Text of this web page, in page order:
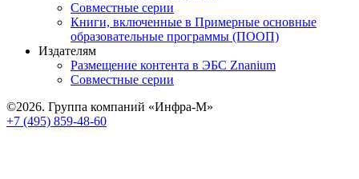
Совместные серии
Книги, включенные в Примерные основные
образовательные программы (ПООП)
Издателям
Размещение контента в ЭБС Znanium
Совместные серии
©2026. Группа компаний «Инфра-М»
+7 (495) 859-48-60